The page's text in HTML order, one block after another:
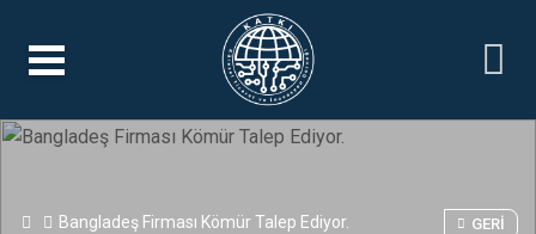
Bangladeş Firması Kömür Talep Ediyor. GERI